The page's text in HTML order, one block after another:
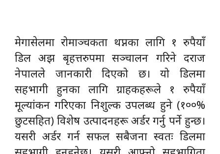
मेगासेलमा रोमाञ्चकता थप्नका लागि १ रुपैयाँ
डिल अझ बृहत्तरुपमा सञ्चालन गरिने दराज
नेपालले जानकारी दिएको छ। यो डिलमा
सहभागी हुनका लागि ग्राहकहरूले १ रुपैयाँ
मूल्यांकन गरिएका निशुल्क उपलब्ध हुने (१००%
छुटसहित) विशेष उत्पादनहरू अर्डर गर्नु पर्ने हुन्छ।
यसरी अर्डर गर्न सफल सबैजना स्वतः डिलमा